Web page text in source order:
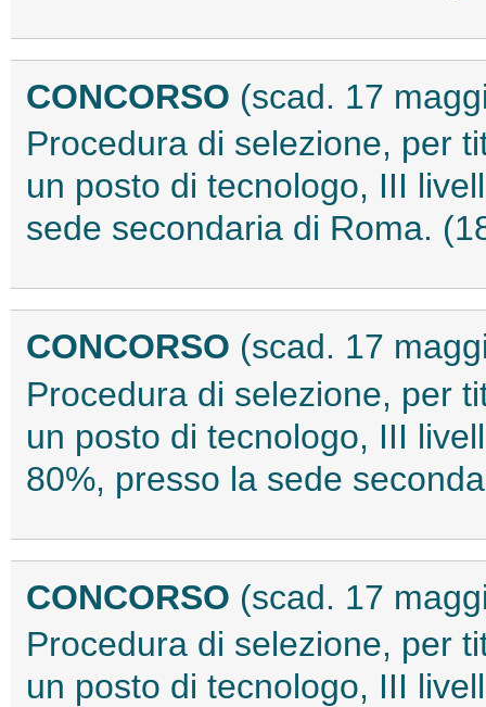
CONCORSO (scad. 17
Procedura di selezione, per
un posto di tecnologo, III
sede secondaria di Roma.
CONCORSO (scad. 17
Procedura di selezione, per
un posto di tecnologo, III
80%, presso la sede
CONCORSO (scad. 17
Procedura di selezione, per
un posto di tecnologo, III